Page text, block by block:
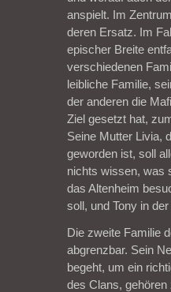
anspielt. Im
deren Ersatz. Im
epischer Breite
verschiedenen
leibliche Familie,
der anderen die
Ziel gesetzt hat,
Seine Mutter Livia,
geworden ist, soll
nichts wissen, was
das Altenheim
soll, und Tony in
Die zweite Familie
abgrenzbar. Sein
begeht, um ein
des Clans,